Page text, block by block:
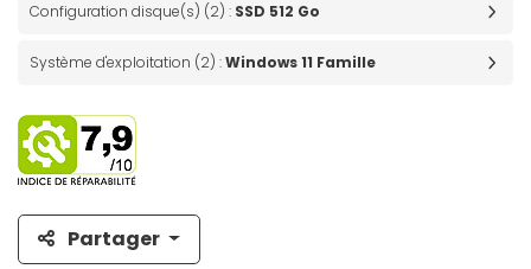
Configuration disque(s) (2) : SSD 512 Go
Système d'exploitation (2) :Windows 11 Famille
Partager